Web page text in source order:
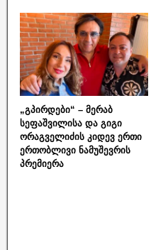
„გპირდები“ – მერაბ
სეფაშვილისა და გიგი
ორაგველიძის კიდევ ერთი
ერთობლივი ნამუშევრის
პრემიერა